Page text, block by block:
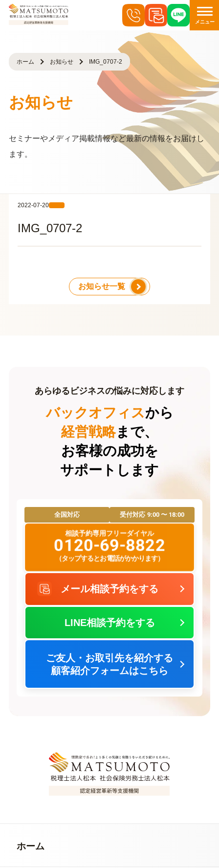
メニュー
ホーム お知らせ IMG_0707-2
お知らせ
セミナーやメディア掲載情報など最新の情報をお届けし
ます。
2022-07-20
IMG_0707-2
お知らせ一覧
あらゆるビジネスの悩みに対応します
バックオフィスから
経営戦略まで、
お客様の成功を
サポートします
全国対応 受付対応9:00 〜 18:00
相談予約専用フリーダイヤル
0120-69-8822
（タップするとお電話がかかります）
メール相談予約をする
LINE相談予約をする
ご友人・お取引先を紹介する
顧客紹介フォームはこちら
ホーム